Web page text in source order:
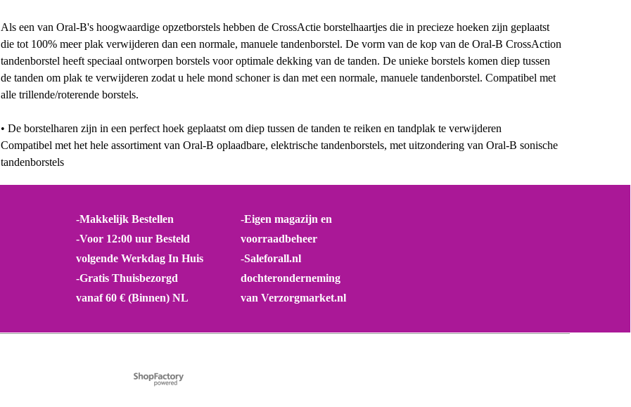
Als een van Oral-B's hoogwaardige opzetborstels hebben de CrossActie borstelhaartjes die in precieze hoeken zijn geplaatst
die tot 100% meer plak verwijderen dan een normale, manuele tandenborstel. De vorm van de kop van de Oral-B CrossAction
tandenborstel heeft speciaal ontworpen borstels voor optimale dekking van de tanden. De unieke borstels komen diep tussen
de tanden om plak te verwijderen zodat u hele mond schoner is dan met een normale, manuele tandenborstel. Compatibel met
alle trillende/roterende borstels.
• De borstelharen zijn in een perfect hoek geplaatst om diep tussen de tanden te reiken en tandplak te verwijderen
Compatibel met het hele assortiment van Oral-B oplaadbare, elektrische tandenborstels, met uitzondering van Oral-B sonische
tandenborstels
-Makkelijk Bestellen
-Voor 12:00 uur Besteld
volgende Werkdag In Huis
-Gratis Thuisbezorgd
vanaf 60 € (Binnen) NL
-Eigen magazijn en
voorraadbeheer
-Saleforall.nl
dochteronderneming
van Verzorgmarket.nl
Webwinkel gemaakt met
ShopFactory webwinkel